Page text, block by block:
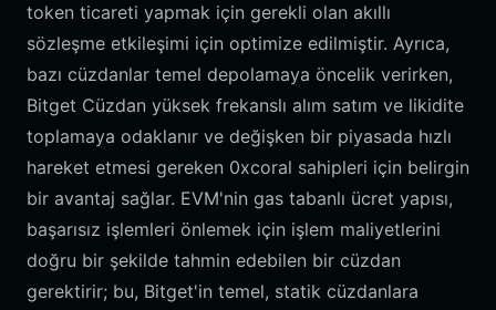
token ticareti yapmak için gerekli olan akıllı
sözleşme etkileşimi için optimize edilmiştir. Ayrıca,
bazı cüzdanlar temel depolamaya öncelik verirken,
Bitget Cüzdan yüksek frekanslı alım satım ve likidite
toplamaya odaklanır ve değişken bir piyasada hızlı
hareket etmesi gereken 0xcoral sahipleri için belirgin
bir avantaj sağlar. EVM'nin gas tabanlı ücret yapısı,
başarısız işlemleri önlemek için işlem maliyetlerini
doğru bir şekilde tahmin edebilen bir cüzdan
gerektirir; bu, Bitget'in temel, statik cüzdanlara